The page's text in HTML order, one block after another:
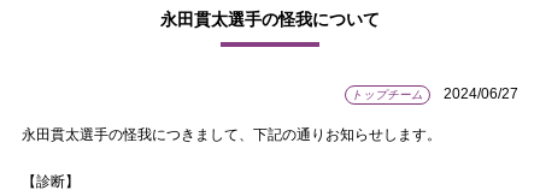
永田貫太選手の怪我について
トップチーム 2024/06/27
永田貫太選手の怪我につきまして、下記の通りお知らせします。
【診断】